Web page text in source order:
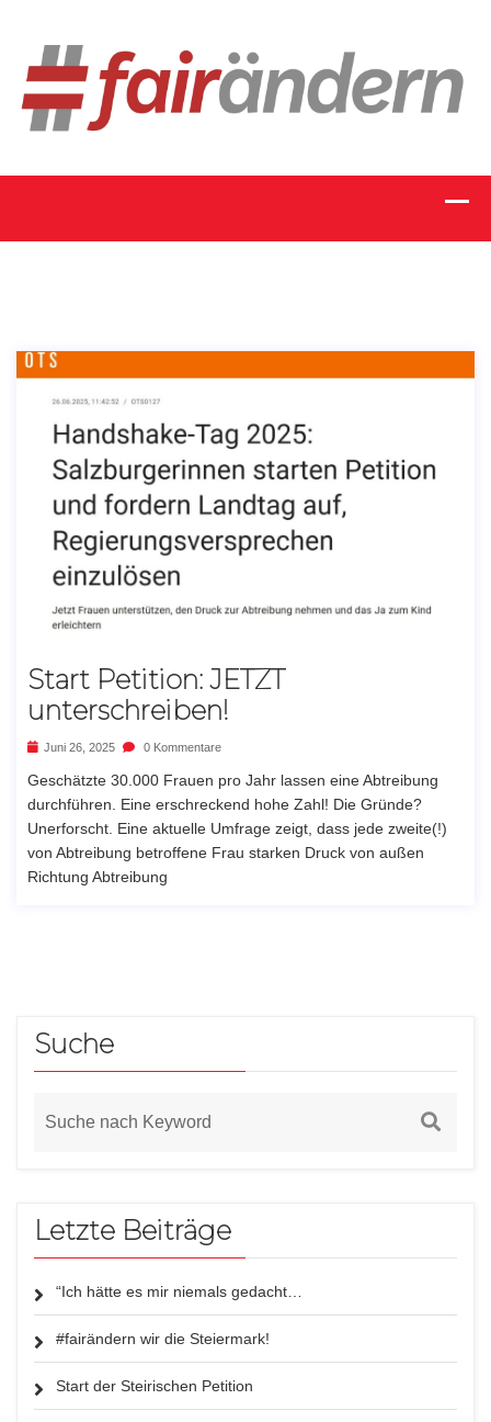
Start Petition: JETZT
unterschreiben!
Juni 26, 2025 0 Kommentare
Geschätzte 30.000 Frauen pro Jahr lassen eine Abtreibung
durchführen. Eine erschreckend hohe Zahl! Die Gründe?
Unerforscht. Eine aktuelle Umfrage zeigt, dass jede zweite(!)
von Abtreibung betroffene Frau starken Druck von außen
Richtung Abtreibung
Suche
Letzte Beiträge
“Ich hätte es mir niemals gedacht…
#fairändern wir die Steiermark!
Start der Steirischen Petition